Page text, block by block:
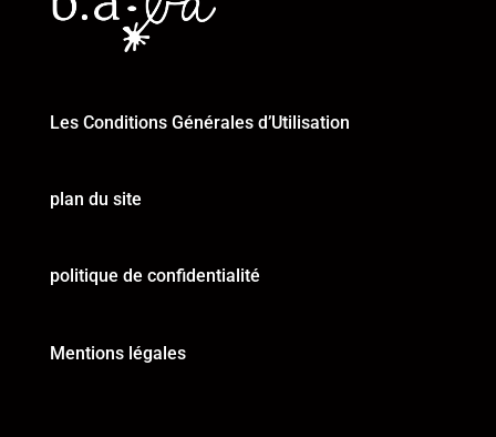
Les Conditions Générales d’Utilisation
plan du site
politique de confidentialité
Mentions légales